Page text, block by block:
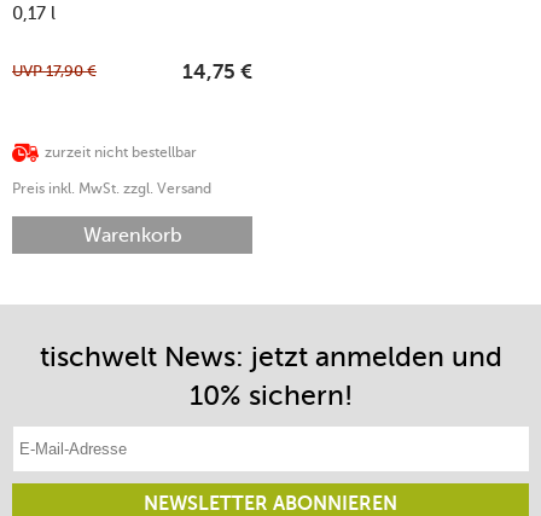
0,17 l
zurzeit nicht bestellbar
UVP17,90 € 14,75 €
Preis inkl. MwSt. zzgl. Versand
Warenkorb
tischwelt News: jetzt anmelden und
10% sichern!
NEWSLETTER ABONNIEREN